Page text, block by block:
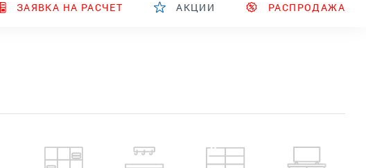
ЗАЯВКА НА РАСЧЕТ АКЦИИ РАСПРОДАЖА